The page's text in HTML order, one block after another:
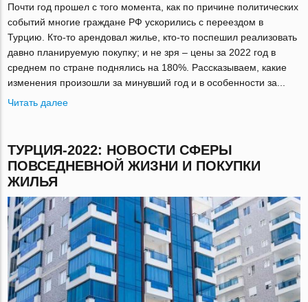
Почти год прошел с того момента, как по причине политических
событий многие граждане РФ ускорились с переездом в
Турцию. Кто-то арендовал жилье, кто-то поспешил реализовать
давно планируемую покупку; и не зря – цены за 2022 год в
среднем по стране поднялись на 180%. Рассказываем, какие
изменения произошли за минувший год и в особенности за...
Читать далее
ТУРЦИЯ-2022: НОВОСТИ СФЕРЫ
ПОВСЕДНЕВНОЙ ЖИЗНИ И ПОКУПКИ
ЖИЛЬЯ